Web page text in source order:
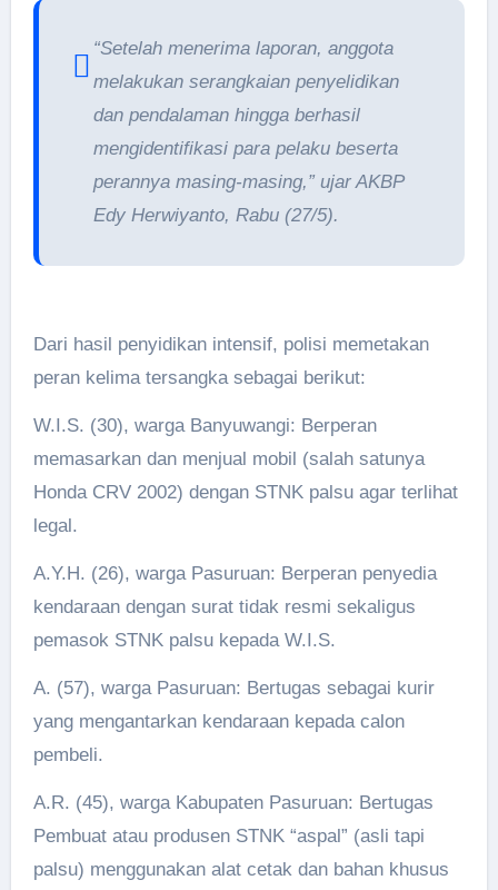
“Setelah menerima laporan, anggota
melakukan serangkaian penyelidikan
dan pendalaman hingga berhasil
mengidentifikasi para pelaku beserta
perannya masing-masing,” ujar AKBP
Edy Herwiyanto, Rabu (27/5).
Dari hasil penyidikan intensif, polisi memetakan
peran kelima tersangka sebagai berikut:
W.I.S. (30), warga Banyuwangi: Berperan
memasarkan dan menjual mobil (salah satunya
Honda CRV 2002) dengan STNK palsu agar terlihat
legal.
A.Y.H. (26), warga Pasuruan: Berperan penyedia
kendaraan dengan surat tidak resmi sekaligus
pemasok STNK palsu kepada W.I.S.
A. (57), warga Pasuruan: Bertugas sebagai kurir
yang mengantarkan kendaraan kepada calon
pembeli.
A.R. (45), warga Kabupaten Pasuruan: Bertugas
Pembuat atau produsen STNK “aspal” (asli tapi
palsu) menggunakan alat cetak dan bahan khusus